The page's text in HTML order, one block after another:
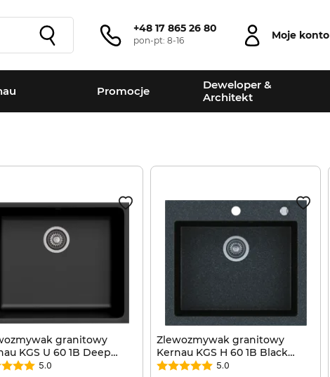
+48 17 865 26 80
pon-pt: 8-16 Moje konto
Promocje
Deweloper &
Architekt
granitowy
KGS U 60 1B Deep
5.0
Zlewozmywak granitowy
Kernau KGS H 60 1B Black
Metallic
5.0